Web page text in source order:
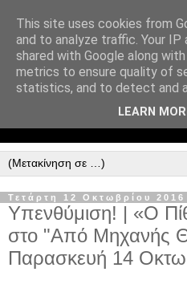
Τετάρτη 12 Οκτωβρίου 2016
Υπενθύμιση! | «Ο
στο "Από Μηχανής
Παρασκευή 14
This site uses cookies from
and to analyze traffic. Your IP
shared with Google along
metrics to ensure quality of
statistics, and to detect and
LEARN